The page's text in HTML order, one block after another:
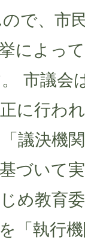
で、市
によっ
市議会
に行わ
議決機
づいて
め教育
「執行